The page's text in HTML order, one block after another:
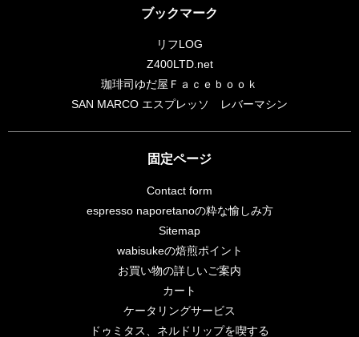
ブックマーク
リフLOG
Z400LTD.net
珈琲司ゆだ屋Ｆａｃｅｂｏｏｋ
SAN MARCO エスプレッソ レバーマシン
固定ページ
Contact form
espresso naporetanoの粋な愉しみ方
Sitemap
wabisukeの焙煎ポイント
お買い物の詳しいご案内
カート
ケータリングサービス
ドゥミタス、ネルドリップを喫する